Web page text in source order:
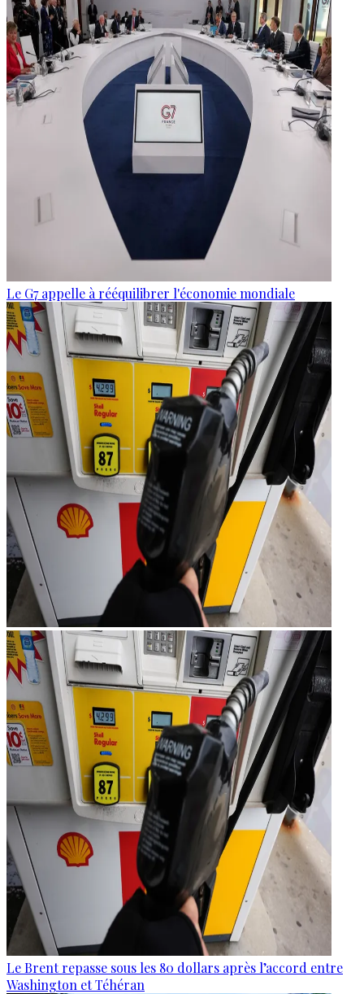
Le G7 appelle à rééquilibrer l'économie mondiale
Le Brent repasse sous les 80 dollars après l’accord entre
Washington et Téhéran